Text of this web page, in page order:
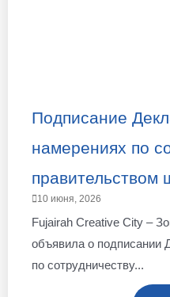
Подписание
намерениях по
правительством
10 июня, 2026
Fujairah Creative City –
объявила о подписании
по сотрудничеству...